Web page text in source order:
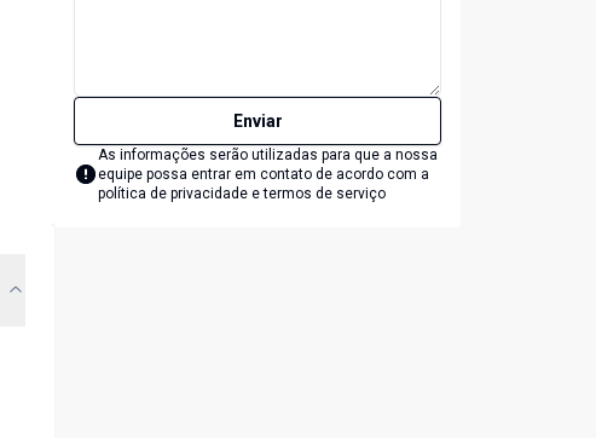
Enviar
As informações serão utilizadas para que a nossa
equipe possa entrar em contato de acordo com a
política de privacidade e termos de serviço